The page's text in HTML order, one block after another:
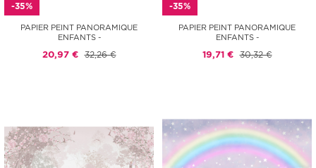
-35%
PAPIER PEINT PANORAMIQUE
ENFANTS -
20,97 € 32,26 €
-35%
PAPIER PEINT PANORAMIQUE
ENFANTS -
19,71 € 30,32 €